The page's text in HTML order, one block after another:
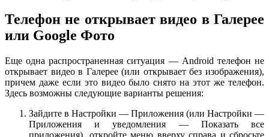
Телефон не открывает видео в Галерее
или Google Фото
Еще одна распространенная ситуация — Android телефон не
открывает видео в Галерее (или открывает без изображения),
причем даже если это видео было снято на этот же телефон.
Здесь возможны следующие варианты решения:
Зайдите в Настройки — Приложения (или Настройки —
Приложения и уведомления — Показать все
приложения), откройте меню вверху справа и сбросьте